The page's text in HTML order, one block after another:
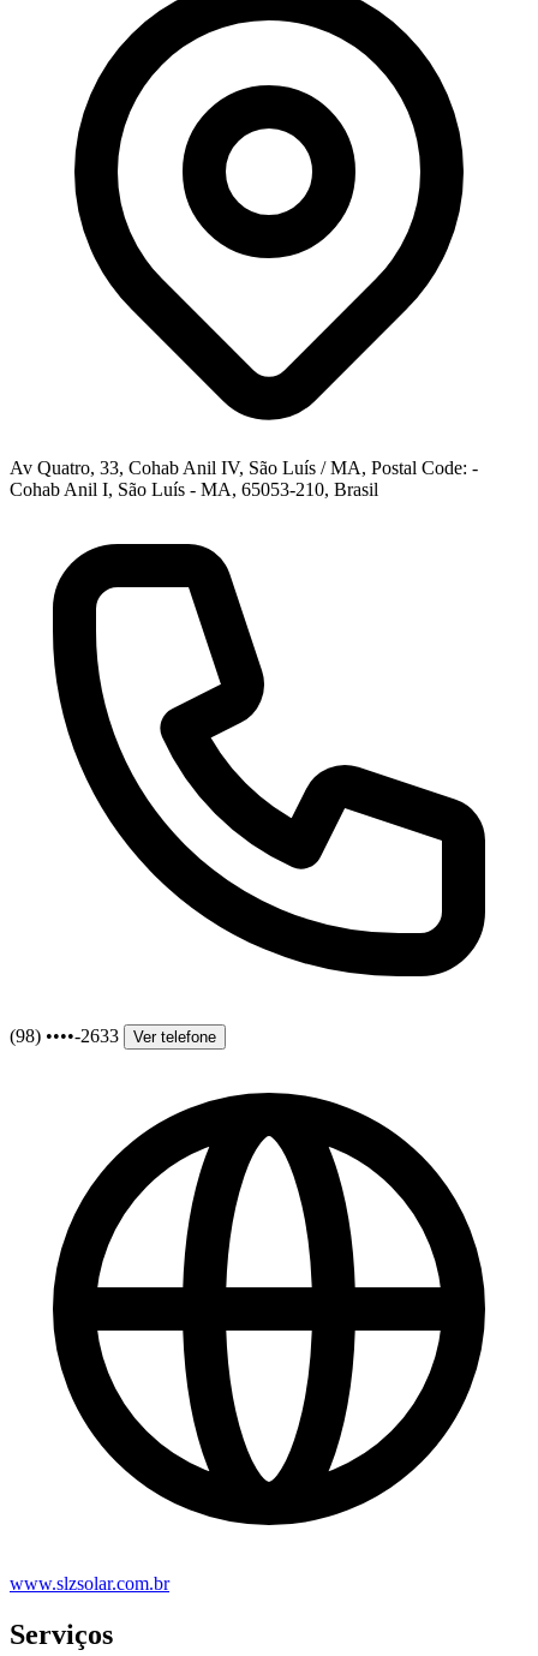
Av Quatro, 33, Cohab Anil IV, São Luís / MA, Postal Code: -
Cohab Anil I, São Luís - MA, 65053-210, Brasil
(98) ••••-2633 Ver telefone
www.slzsolar.com.br
Serviços